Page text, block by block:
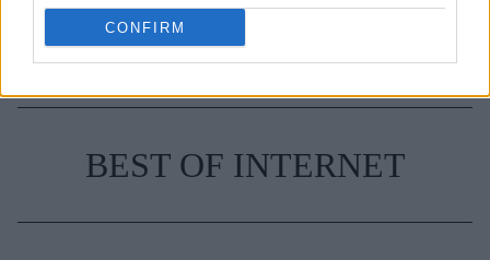
CONFIRM
BEST OF INTERNET